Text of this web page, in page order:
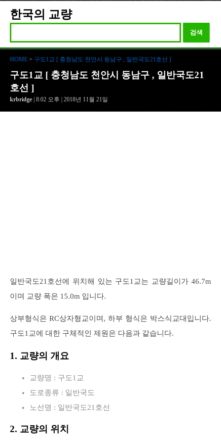
한국의 교량
검색
HOME > 구도1교 [ 충청남도 천안시 동남구 , 일반국도21호선 ]
구도1교 [ 충청남도 천안시 동남구 , 일반국도21
호선 ]
krbridge | 8:02 오후 | 2018년 11월 21일
일반국도21호선에 위치해 있는 구도1교는 교량길이가 46.7m
이며 교량 폭은 15.0m 입니다.
상부형식은 RC상자형교이며, 하부 형식은 박스식교대입니다.
구도1교에 대한 구체적인 제원은 다음과 같습니다.
1. 교량의 개요
교량명 : 구도1교
도로종류 : 일반국도
노선명 : 일반국도21호선
2. 교량의 위치